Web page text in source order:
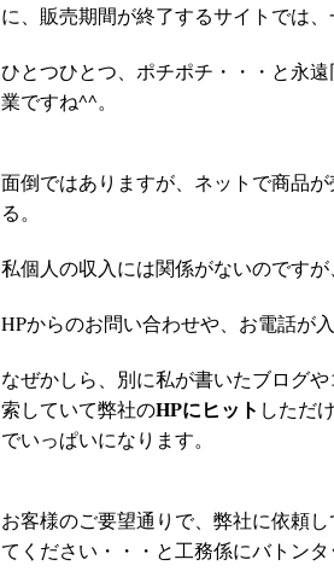
に、販売期間が終了するサイトでは、
ひとつひとつ、ポチポチ・・・と永
業ですね^^。
面倒ではありますが、ネットで商品
る。
私個人の収入には関係がないのです
HPからのお問い合わせや、お電話が
なぜかしら、別に私が書いたブログ
索していて弊社のHPにヒット しただ
でいっぱいになります。
お客様のご要望通りで、弊社に依頼
てください・・・と工務係にバトンタ